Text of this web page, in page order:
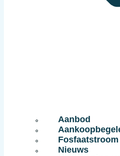
Aanbod
Fosfaatstroom
Nieuws